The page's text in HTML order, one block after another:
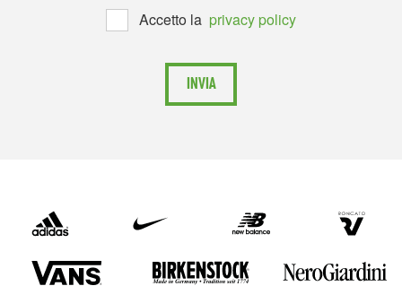
Accetto la privacy policy
INVIA